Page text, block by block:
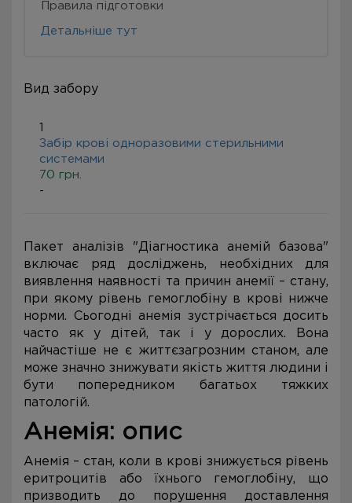
Правила підготовки
Детальніше тут
Вид забору
1
Забір крові одноразовими стерильними
системами
70 грн.
-
Пакет аналізів "Діагностика анемій базова"
включає ряд досліджень, необхідних для
виявлення наявності та причин анемії – стану,
при якому рівень гемоглобіну в крові нижче
норми. Сьогодні анемія зустрічається досить
часто як у дітей, так і у дорослих. Вона
найчастіше не є життєзагрозним станом, але
може значно знижувати якість життя людини і
бути попередником багатьох тяжких
патологій.
Анемія: опис
Анемія – стан, коли в крові знижується рівень
еритроцитів або їхнього гемоглобіну, що
призводить до порушення доставлення